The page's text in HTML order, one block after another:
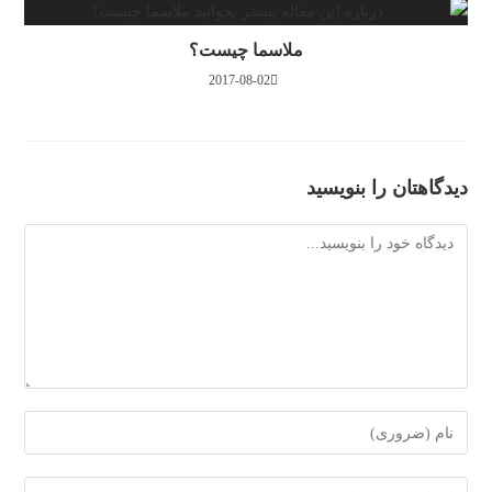
ملاسما چیست؟
2017-08-02
دیدگاهتان را بنویسید
دیدگاه
برای
ارسال
دیدگاه